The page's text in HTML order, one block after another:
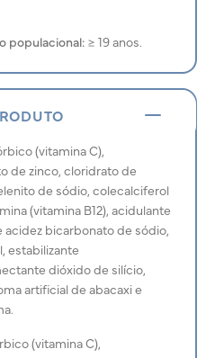
populacional:≥ 19 anos.
(vitamina C),
de zinco, cloridrato de
de sódio, colecalciferol
(vitamina B12), acidulante
bicarbonato de sódio,
estabilizante
dióxido de silício,
artificial de abacaxi e
(vitamina C),